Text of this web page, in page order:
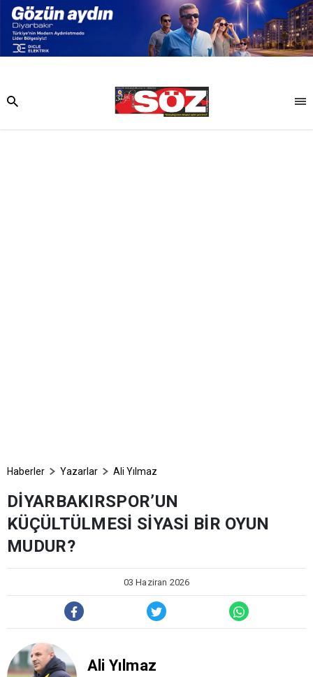
Haberler Yazarlar Ali Yılmaz
DİYARBAKIRSPOR’UN
KÜÇÜLTÜLMESİ SİYASİ BİR OYUN
MUDUR?
03 Haziran 2026
Ali Yılmaz